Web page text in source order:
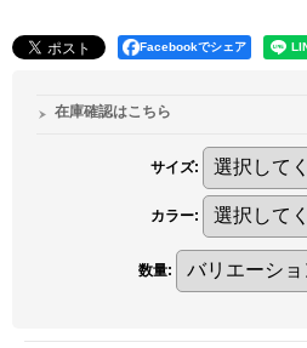
Facebookでシェア
在庫確認はこちら
サイズ:
カラー:
数量: